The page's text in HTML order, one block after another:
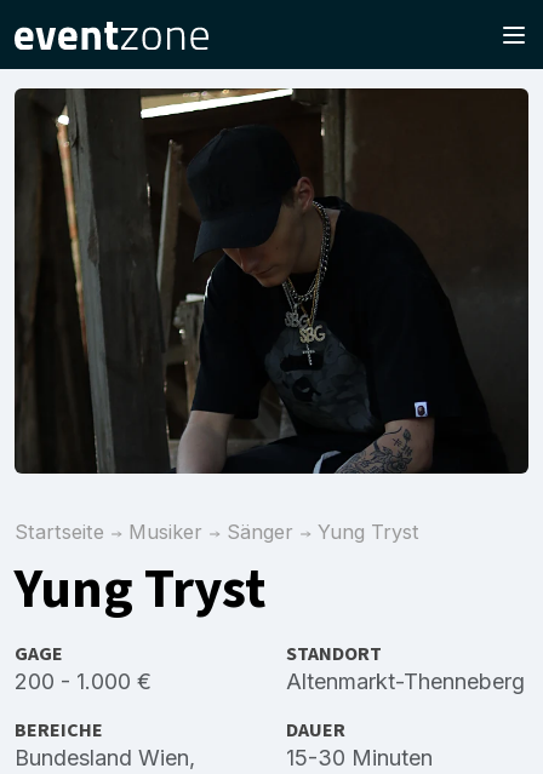
Startseite Musiker Sänger Yung Tryst
Yung Tryst
GAGE
200 - 1.000 €
STANDORT
Altenmarkt-Thenneberg
BEREICHE
Bundesland Wien,
DAUER
15-30 Minuten